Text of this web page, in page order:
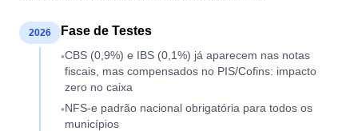
2026 Fase de Testes
•CBS (0,9%) e IBS (0,1%) já aparecem nas notas
fiscais, mas compensados no PIS/Cofins: impacto
zero no caixa
•NFS-e padrão nacional obrigatória para todos os
municípios